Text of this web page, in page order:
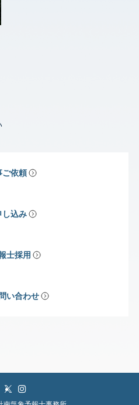
ご依頼
し込み
士採用
い合わせ